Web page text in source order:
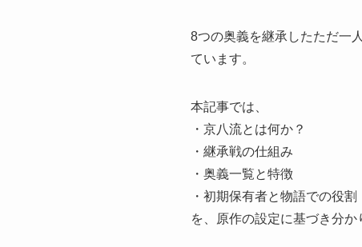
8つの奥義を継承したただ一
ています。
本記事では、
・京八流とは何か？
・継承戦の仕組み
・奥義一覧と特徴
・初期保有者と物語での役割
を、原作の設定に基づき分か